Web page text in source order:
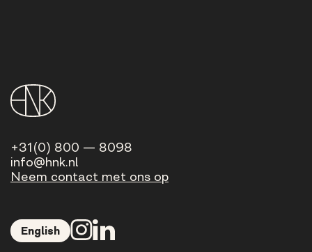
+31(0) 800 — 8098
info@hnk.nl
Neem contact met ons op
English